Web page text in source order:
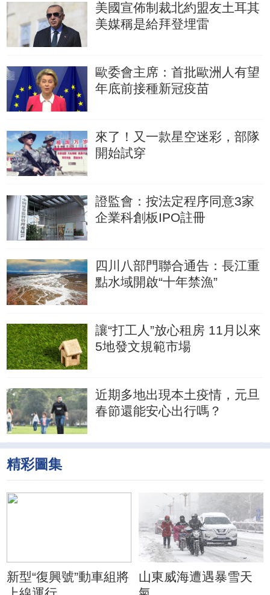
美國宣佈制裁北約盟友土耳其
美媒稱是給拜登埋雷
歐委會主席：首批歐洲人有望
年底前接種新冠疫苗
來了！又一款星空迷彩，部隊
開始試穿
證監會：按法定程序同意3家
企業科創板IPO註冊
四川八部門聯合通告：長江重
點水域開啟“十年禁漁”
讓“打工人”放心租房 11月以來
5地發文規範市場
近期多地出現本土疫情，元旦
春節還能安心出行嗎？
精彩圖集
新型“復興號”動車組將
山東威海遭遇暴雪天